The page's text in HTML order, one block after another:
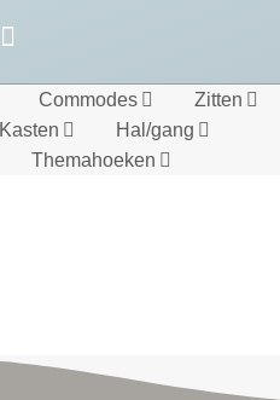
Commodes
Zitten
Kasten
Hal/gang
Themahoeken